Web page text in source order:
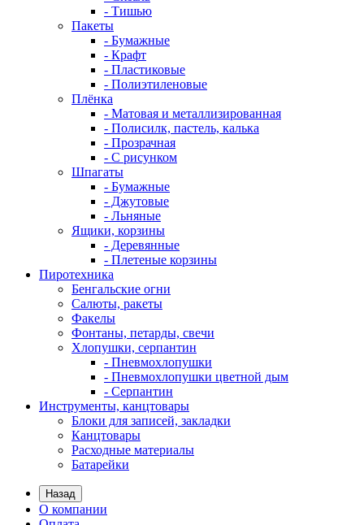
- Тишью
Пакеты
- Бумажные
- Крафт
- Пластиковые
- Полиэтиленовые
Плёнка
- Матовая и металлизированная
- Полисилк, пастель, калька
- Прозрачная
- С рисунком
Шпагаты
- Бумажные
- Джутовые
- Льняные
Ящики, корзины
- Деревянные
- Плетеные корзины
Пиротехника
Бенгальские огни
Салюты, ракеты
Факелы
Фонтаны, петарды, свечи
Хлопушки, серпантин
- Пневмохлопушки
- Пневмохлопушки цветной дым
- Серпантин
Инструменты, канцтовары
Блоки для записей, закладки
Канцтовары
Расходные материалы
Батарейки
Назад
О компании